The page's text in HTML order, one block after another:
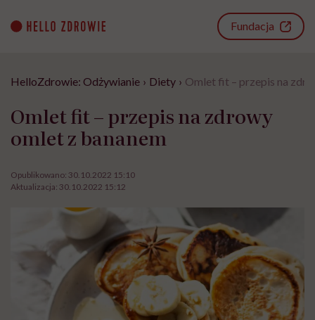
content
Fundacja
HelloZdrowie: Odżywianie › Diety › Omlet fit – przepis na
Omlet fit – przepis na zdrowy
omlet z bananem
Opublikowano: 30.10.2022 15:10
Aktualizacja: 30.10.2022 15:12